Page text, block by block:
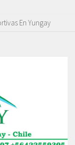
En Yungay